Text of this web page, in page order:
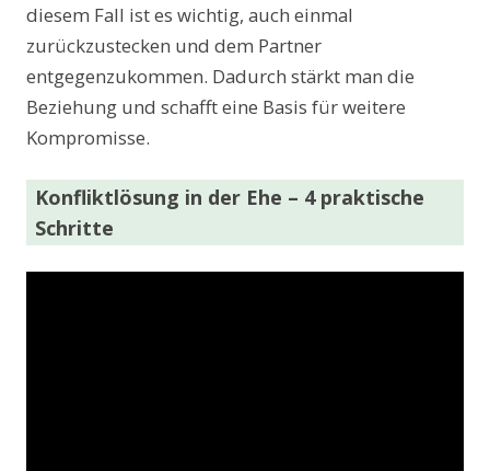
diesem Fall ist es wichtig, auch einmal
zurückzustecken und dem Partner
entgegenzukommen. Dadurch stärkt man die
Beziehung und schafft eine Basis für weitere
Kompromisse.
Konfliktlösung in der Ehe – 4 praktische
Schritte